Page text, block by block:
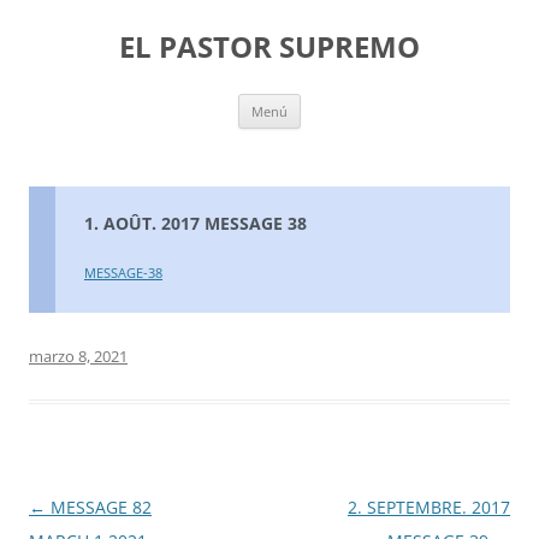
EL PASTOR SUPREMO
Menú
1. AOÛT. 2017 MESSAGE 38
MESSAGE-38
marzo 8, 2021
Navegación
← MESSAGE 82
2. SEPTEMBRE. 2017